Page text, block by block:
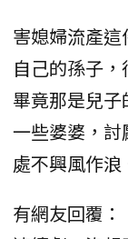
害媳婦流產
自己的孫子
畢竟那是兒
一些婆婆，
處不興風作浪
有網友回覆